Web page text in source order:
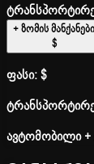
+ ზომის მანქანები
$
ფასი:$
ავტომობილი